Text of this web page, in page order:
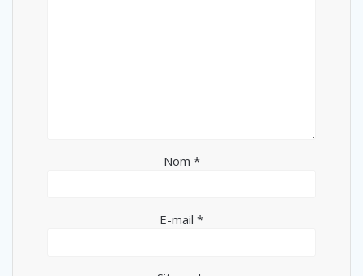
Nom *
E-mail *